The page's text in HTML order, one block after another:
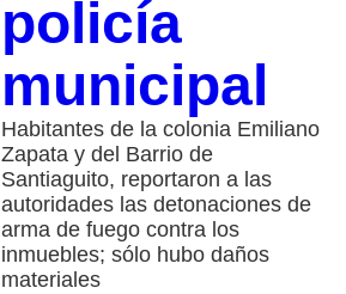
policía
municipal
Habitantes de la colonia Emiliano
Zapata y del Barrio de
Santiaguito, reportaron a las
autoridades las detonaciones de
arma de fuego contra los
inmuebles; sólo hubo daños
materiales